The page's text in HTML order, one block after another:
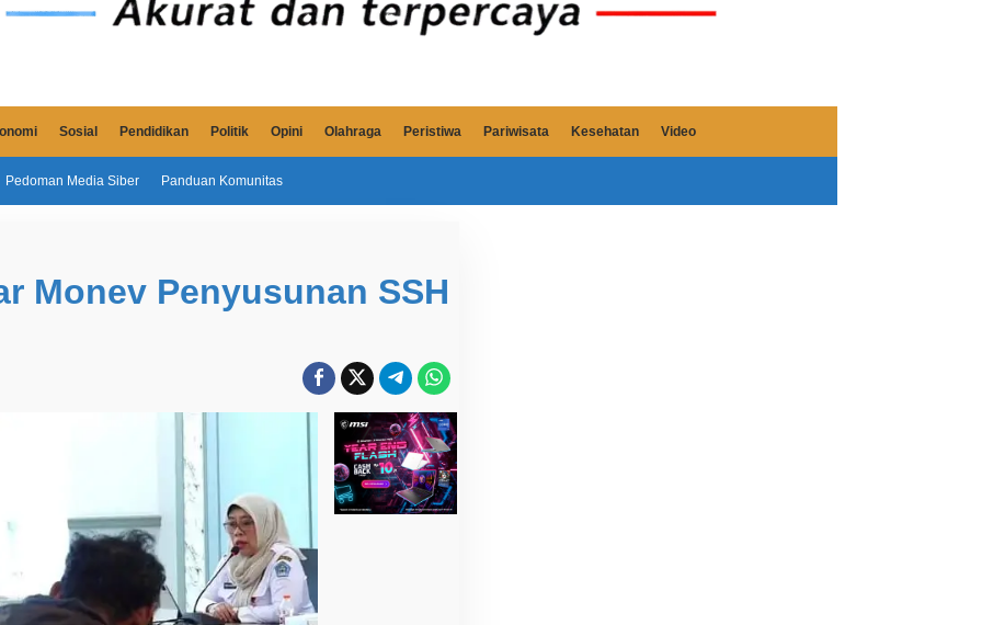
Sosial Pendidikan Politik Opini Olahraga Peristiwa Pariwisata Kesehatan Video
Pedoman Media Siber Panduan Komunitas
Monev Penyusunan SSH